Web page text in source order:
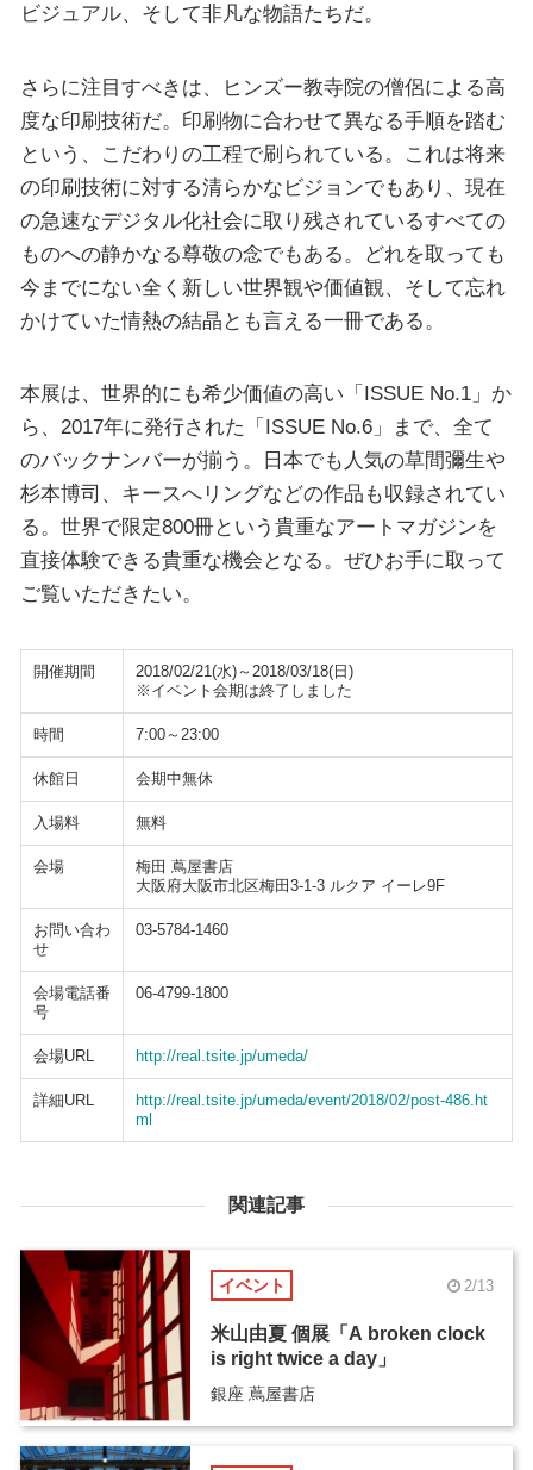
ビジュアル、そして非凡な物語たちだ。
さらに注目すべきは、ヒンズー教寺院の僧侶による高
度な印刷技術だ。印刷物に合わせて異なる手順を踏む
という、こだわりの工程で刷られている。これは将来
の印刷技術に対する清らかなビジョンでもあり、現在
の急速なデジタル化社会に取り残されているすべての
ものへの静かなる尊敬の念でもある。どれを取っても
今までにない全く新しい世界観や価値観、そして忘れ
かけていた情熱の結晶とも言える一冊である。
本展は、世界的にも希少価値の高い「ISSUE No.1」か
ら、2017年に発行された「ISSUE No.6」まで、全て
のバックナンバーが揃う。日本でも人気の草間彌生や
杉本博司、キースへリングなどの作品も収録されてい
る。世界で限定800冊という貴重なアートマガジンを
直接体験できる貴重な機会となる。ぜひお手に取って
ご覧いただきたい。
開催期間
2018/02/21(水)～2018/03/18(日)
※イベント会期は終了しました
時間 7:00～23:00
休館日 会期中無休
入場料 無料
会場
梅田 蔦屋書店
大阪府大阪市北区梅田3-1-3 ルクア イーレ9F
お問い合わ
せ
03-5784-1460
会場電話番
号
06-4799-1800
会場URL http://real.tsite.jp/umeda/
詳細URL
http://real.tsite.jp/umeda/event/2018/02/post-486.ht
ml
関連記事
イベント 2/13
米山由夏 個展「A broken clock
is right twice a day」
銀座 蔦屋書店